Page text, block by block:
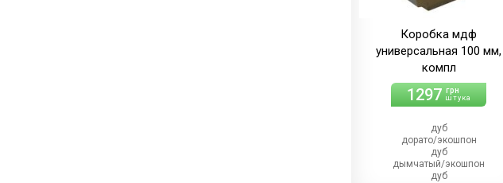
Коробка мдф
универсальная 100 мм,
компл
1297 грн
штука
дуб
дорато/экошпон
дуб
дымчатый/экошпон
дуб